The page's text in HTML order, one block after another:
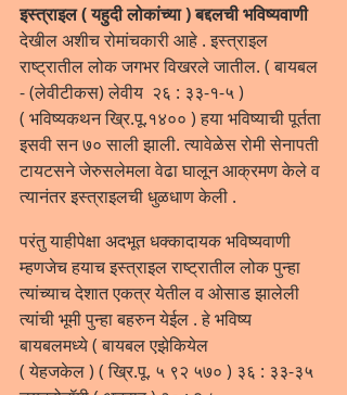
इस्त्राइल ( यहुदी लोकांच्या ) बद्दलची भविष्यवाणी
देखील अशीच रोमांचकारी आहे . इस्त्राइल
राष्ट्रातील लोक जगभर विखरले जातील. ( बायबल
- (लेवीटीकस) लेवीय  २६ : ३३-१-५ )
( भविष्यकथन ख्रि.पू.१४०० ) हया भविष्याची पूर्तता
इसवी सन ७० साली झाली. त्यावेळेस रोमी सेनापती
टायटसने जेरुसलेमला वेढा घालून आक्रमण केले व
त्यानंतर इस्त्राइलची धुळधाण केली .
परंतु याहीपेक्षा अदभूत धक्कादायक भविष्यवाणी
म्हणजेच हयाच इस्त्राइल राष्ट्रातील लोक पुन्हा
त्यांच्याच देशात एकत्र येतील व ओसाड झालेली
त्यांची भूमी पुन्हा बहरुन येईल . हे भविष्य
बायबलमध्ये ( बायबल एझेकियेल
( येहजकेल ) ( ख्रि.पू. ५ ९२ ५७० ) ३६ : ३३-३५